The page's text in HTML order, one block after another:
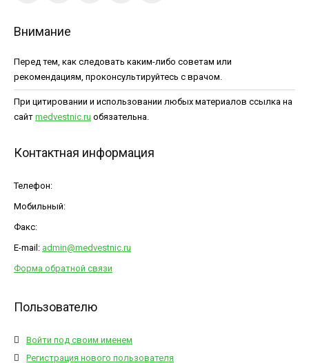
Внимание
Перед тем, как следовать каким-либо советам или
рекомендациям, проконсультируйтесь с врачом.
При цитировании и использовании любых материалов ссылка на
сайт medvestnic.ru обязательна.
Контактная информация
Телефон:
Мобильный:
Факс:
E-mail: admin@medvestnic.ru
Форма обратной связи
Пользователю
Войти под своим именем
Регистрация нового пользователя